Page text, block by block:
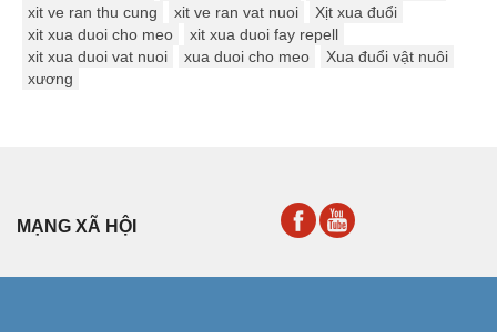
xit ve ran thu cung
xit ve ran vat nuoi
Xịt xua đuổi
xit xua duoi cho meo
xit xua duoi fay repell
xit xua duoi vat nuoi
xua duoi cho meo
Xua đuổi vật nuôi
xương
MẠNG XÃ HỘI